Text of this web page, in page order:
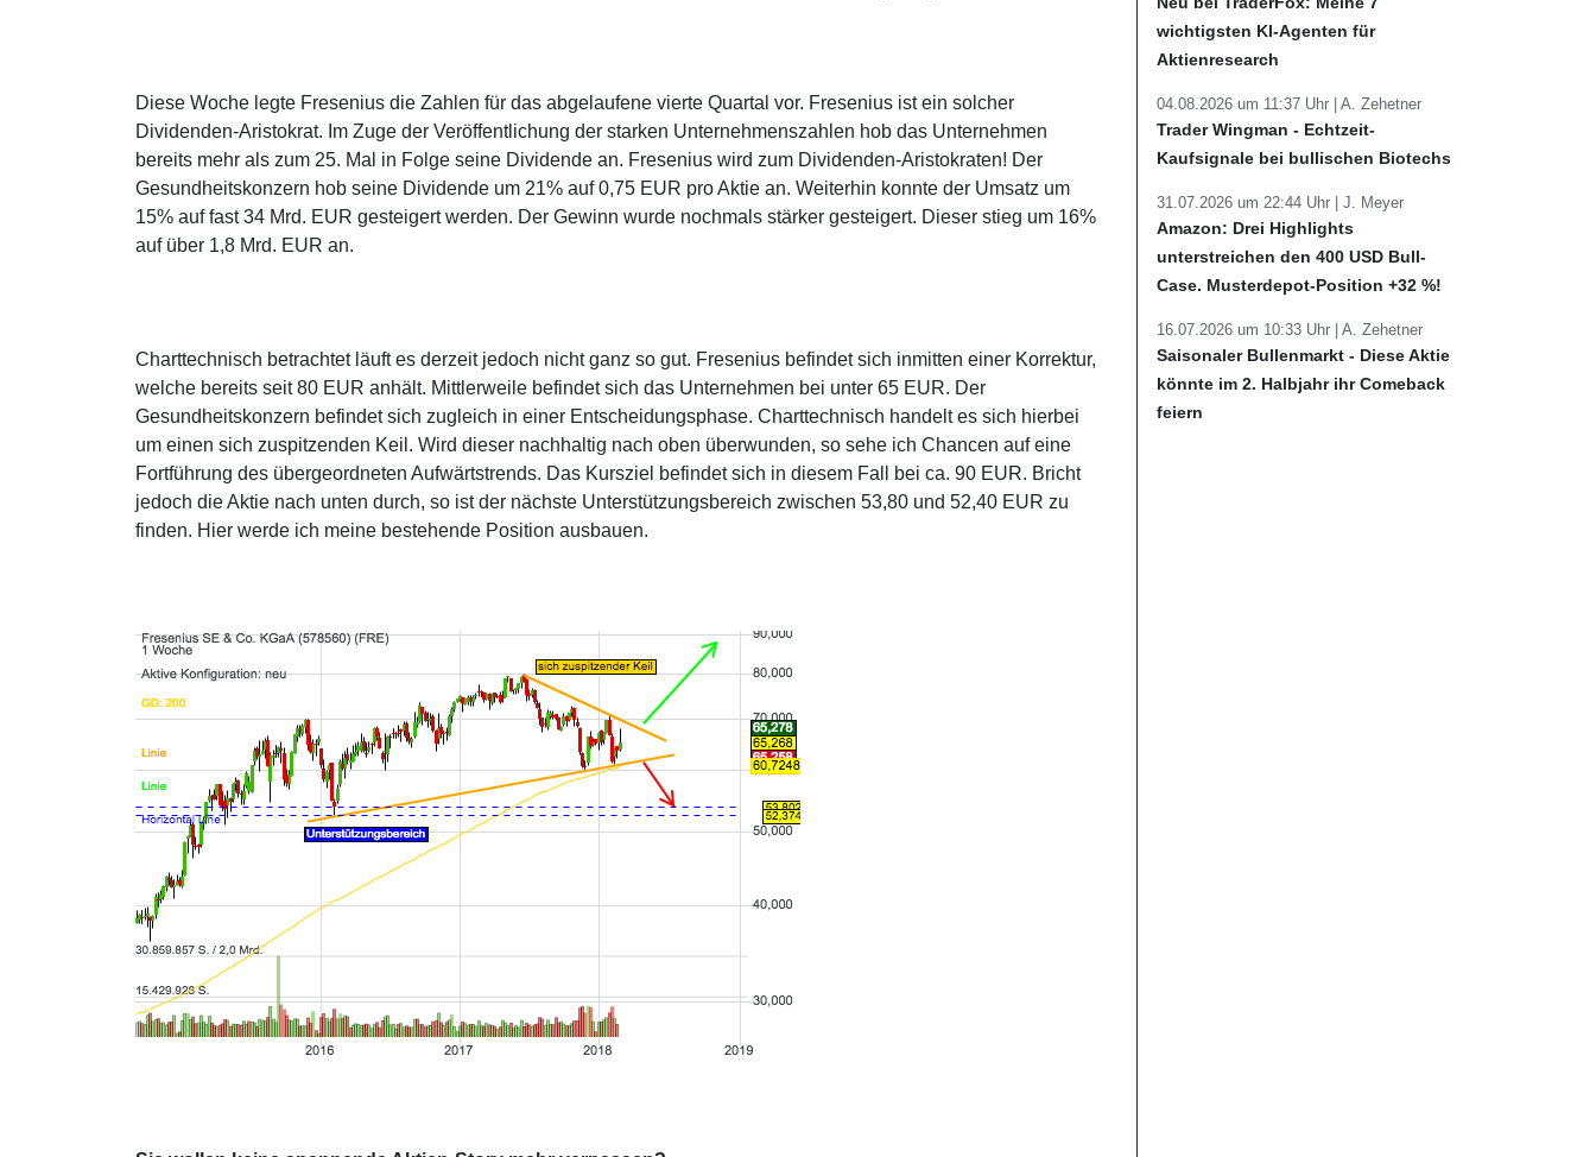
Diese Woche legte Fresenius die Zahlen für das abgelaufene vierte Quartal vor. Fresenius ist ein solcher
Dividenden-Aristokrat. Im Zuge der Veröffentlichung der starken Unternehmenszahlen hob das Unternehmen
bereits mehr als zum 25. Mal in Folge seine Dividende an. Fresenius wird zum Dividenden-Aristokraten! Der
Gesundheitskonzern hob seine Dividende um 21% auf 0,75 EUR pro Aktie an. Weiterhin konnte der Umsatz um
15% auf fast 34 Mrd. EUR gesteigert werden. Der Gewinn wurde nochmals stärker gesteigert. Dieser stieg um 16%
auf über 1,8 Mrd. EUR an.
Charttechnisch betrachtet läuft es derzeit jedoch nicht ganz so gut. Fresenius befindet sich inmitten einer Korrektur,
welche bereits seit 80 EUR anhält. Mittlerweile befindet sich das Unternehmen bei unter 65 EUR. Der
Gesundheitskonzern befindet sich zugleich in einer Entscheidungsphase. Charttechnisch handelt es sich hierbei
um einen sich zuspitzenden Keil. Wird dieser nachhaltig nach oben überwunden, so sehe ich Chancen auf eine
Fortführung des übergeordneten Aufwärtstrends. Das Kursziel befindet sich in diesem Fall bei ca. 90 EUR. Bricht
jedoch die Aktie nach unten durch, so ist der nächste Unterstützungsbereich zwischen 53,80 und 52,40 EUR zu
finden. Hier werde ich meine bestehende Position ausbauen.
wichtigsten KI-Agenten für
Aktienresearch
04.08.2026 um 11:37 Uhr | A. Zehetner
Trader Wingman - Echtzeit-
Kaufsignale bei bullischen Biotechs
31.07.2026 um 22:44 Uhr | J. Meyer
Amazon: Drei Highlights
unterstreichen den 400 USD Bull-
Case. Musterdepot-Position +32 %!
16.07.2026 um 10:33 Uhr | A. Zehetner
Saisonaler Bullenmarkt - Diese Aktie
könnte im 2. Halbjahr ihr Comeback
feiern